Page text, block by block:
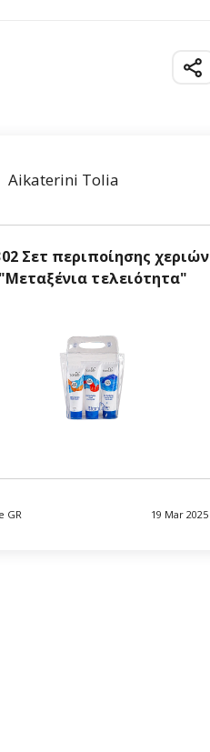
Aikaterini Tolia
Σετ περιποίησης χεριών
"Μεταξένια τελειότητα"
GR 19 Mar 2025